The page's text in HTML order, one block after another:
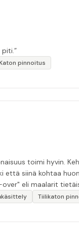
pinnoitus
toimi hyvin.
että siinä kohtaa
eli maalarit
palveluita käytän”
Tiilikaton